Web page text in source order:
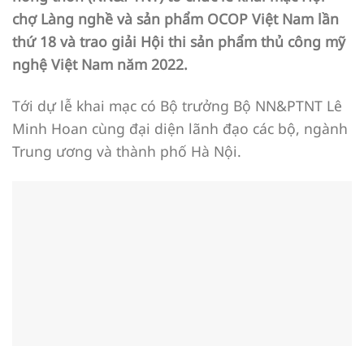
chợ Làng nghề và sản phẩm OCOP Việt Nam lần
thứ 18 và trao giải Hội thi sản phẩm thủ công mỹ
nghệ Việt Nam năm 2022.
Tới dự lễ khai mạc có Bộ trưởng Bộ NN&PTNT Lê
Minh Hoan cùng đại diện lãnh đạo các bộ, ngành
Trung ương và thành phố Hà Nội.